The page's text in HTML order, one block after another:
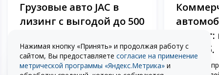
Грузовые авто JAC в
лизинг с выгодой до 500
Специальная программа по лизингу
грузовых автомобилей JAC от ООО
«СТОУН-XXI» и OOO «Джак
000 руб.
Выгодное
Нажимая кнопку «Принять» и продолжая работу с
сайтом, Вы предоставляете согласие на применение
метрической программы «Яндекс.Метрика» и